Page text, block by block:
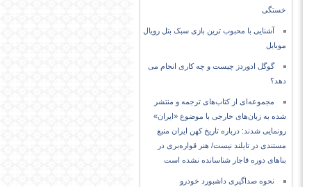
خستگی
آشنایی با محبوب ترین بازی سبک بتل رویال
موبایل
گوگل ادوردز چیست و چه کاری انجام می
دهد؟
مجموعه‌ای از کتاب‌های ترجمه و منتشر
شده به زبان‌های خارجی با موضوع «ایران»
رونمایی شدند: درباره تاریخ کهن ایران منبع
مستندی در تایلند نیست/ هنر قواره‌بری در
بناهای دوره قاجار شناسانده نشده است
نحوه صداگیری داشبورد خودرو